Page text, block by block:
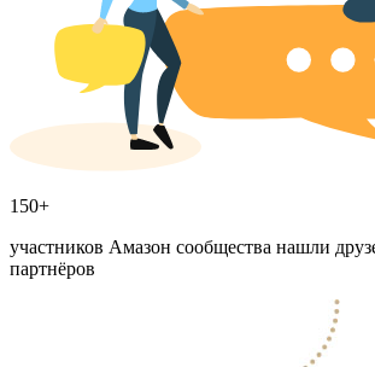
150+
участников Амазон сообщества нашли
партнёров